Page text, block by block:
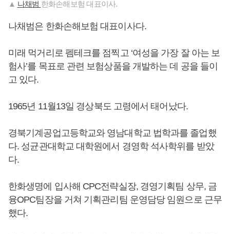
▲ 나채범 한화손해보험 대표이사.
나채범은 한화손해보험 대표이사다.
미래 먹거리로 펨테크를 점찍고 ‘여성을 가장 잘 아는 보
험사’를 목표로 관련 보험상품을 개발하는 데 공을 들이
고 있다.
1965년 11월13일 경상북도 고령에서 태어났다.
경북기계공업고등학교와 영남대학교 법학과를 졸업했
다. 성균관대학교 대학원에서 경영학 석사학위를 받았
다.
한화생명에 입사해 CPC전략실장, 경영기획팀 상무, 금
융OPC팀장을 거쳐 기획관리팀 운영담당 임원으로 근무
했다.